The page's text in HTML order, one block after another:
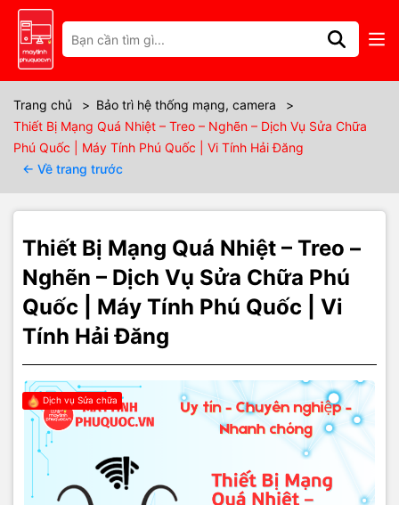
Trang chủ > Bảo trì hệ thống mạng, camera
>
Thiết Bị Mạng Quá Nhiệt – Treo – Nghẽn – Dịch Vụ Sửa Chữa
Phú Quốc | Máy Tính Phú Quốc | Vi Tính Hải Đăng
← Về trang trước
Thiết Bị Mạng Quá Nhiệt – Treo –
Nghẽn – Dịch Vụ Sửa Chữa Phú
Quốc | Máy Tính Phú Quốc | Vi
Tính Hải Đăng
Dịch vụ Sửa chữa
Thông số kỹ thuật
🌐⚡ Thiết Bị Mạng
Quá Nhiệt – Treo –
Nghẽn: Nguyên Nhân
& Khắc Phục Tại Phú
Quốc 🔧🔥
Giới thiệu tình trạng
Thiết bị mạng như modem, router và switch của bạn đang dùng
bình thường nhưngđột ngột nóng ran
, thậm chí không thể chạm
tay vào?
HayWiFi lúc mạnh lúc yếu
, mạng chập chờn, camera rớt khung
hình liên tục? 😫
Hoặc đang lướt web thì modem tự
, router treo đèn, mạng
nghẽn không tải nổi?